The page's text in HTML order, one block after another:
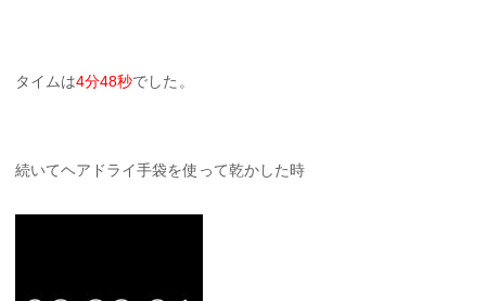
タイムは4分48秒でした。
続いてヘアドライ手袋を使って乾かした時